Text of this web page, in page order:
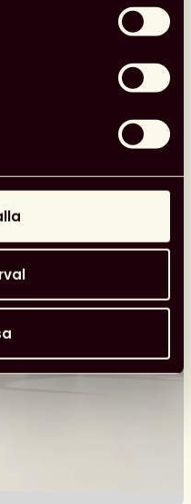
utmärkelser